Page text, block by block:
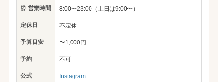
⏰ 営業時間 8:00〜23:00（土日は9:00〜）
定休日 不定休
予算目安 〜1,000円
予約 不可
公式 Instagram